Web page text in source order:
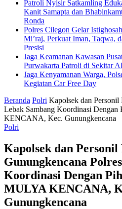
Patroli Nyisir Satkamling
Kanit Samapta dan
Ronda
Polres Cilegon Gelar
Mi’raj, Perkuat Iman, Taqwa,
Presisi
Jaga Keamanan Kawasan
Purwakarta Patroli di Sekitar
Jaga Kenyamanan Warga,
Kegiatan Car Free Day
Beranda Polri Kapolsek dan Personil
Lebak Sambang Koordinasi
KENCANA, Kec. Gunungkencana
Polri
Kapolsek dan Personil
Gunungkencana
Koordinasi Dengan
MULYA KENCANA,
Gunungkencana